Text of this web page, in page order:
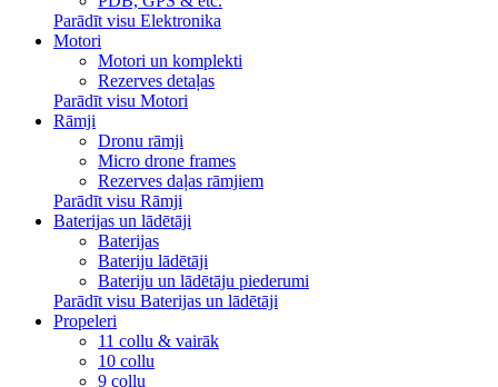
Parādīt visu Elektronika
Motori
Motori un komplekti
Rezerves detaļas
Parādīt visu Motori
Rāmji
Dronu rāmji
Micro drone frames
Rezerves daļas rāmjiem
Parādīt visu Rāmji
Baterijas un lādētāji
Baterijas
Bateriju lādētāji
Bateriju un lādētāju piederumi
Parādīt visu Baterijas un lādētāji
Propeleri
11 collu & vairāk
10 collu
9 collu